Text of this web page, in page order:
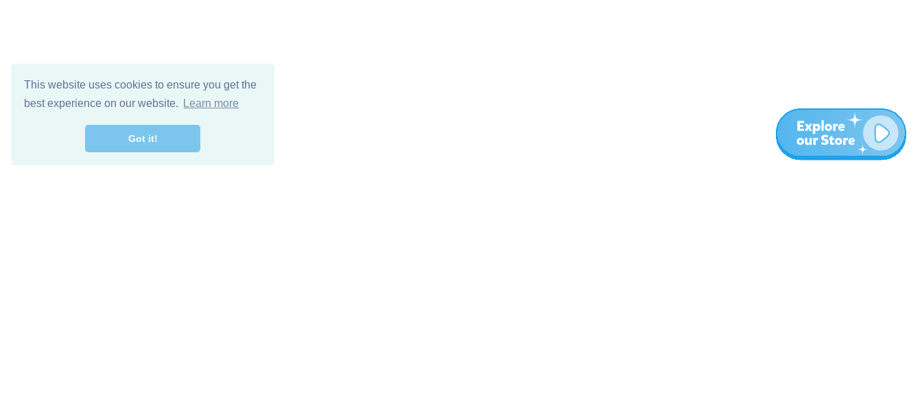
This website uses cookies to ensure you get the
best experience on our website.
Learn more
Got it!